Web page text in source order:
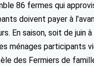
86 fermes qui
doivent payer à
En saison, soit de
ménages participants
des Fermiers de